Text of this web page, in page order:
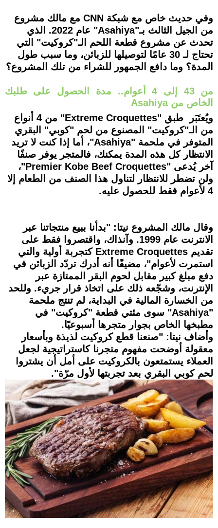
وفي حديث خاص مع شبكة CNN مع مالك مشروع
من الجيل الثالث بـ"Asahiya" عام 2022. الذي
تحدث عن مشروع قطعة اللحم الـ"كروكيت" التي
تحتاج لـ 30 عامًا لتوصيلها للزبائن، وما سبب طول
المدة؟ وما دافع الجمهور للشراء من تلك المشروع؟
من 43 إلى 4 أعوام.. مدة الحصول على طلبك
الخاص من Asahiya
ويُعتَبَر طبق "Extreme Croquettes" من 4 أنواع
من الـ"كروكيت" المصنوع من لحم "كوبي" البقري
المتوفر في ملحمة "Asahiya"، أما إذا كنت لا تريد
الانتظار كل هذه المدة يمكنك، فالمتجر يوفر صنفًا
آخر يُدعى "Premier Kobe Beef Croquettes"،
ولن تضطر للانتظار لتناول هذا الصنف من الطعام إلا
4 لأعوام فقط للحصول عليه.
وقال مالك المشروع نيتا: "بدأنا ببيع منتجاتنا عبر
الانترنت عام 1999. وآنذاك، واقتصروا فقط على
تقديم Extreme Croquettes كتجربة أولية والتي
استمرت لأعوام"، مضيفًا أنه أدرك تردّد الزبائن في
دفع مبلغ كبير مقابل لحوم البقر الممتازة عبر
الإنترنت، وشجّعه ذلك على اتخاذ قرار جريء. وللحد
من الخسارة المالية في البداية، لم تنتج ملحمة
"Asahiya" سوى مئتي قطعة "كروكيت" في
مطبخها الخاص بجوار متجرها أسبوعيًا.
وأضاف نيتا: "صنعنا قطع كروكيت لذيذة وبأسعار
معقولة أوضحت مفهوم متجرنا كاستراتيجية لجعل
العملاء يستمتعون بالكروكيت على أمل أن يشتروا
لحم كوبي البقري بعد تجربتها لأول مرّة".